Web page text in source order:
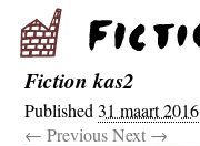
Fiction kas2
Published31 maart 2016
← Previous Next →